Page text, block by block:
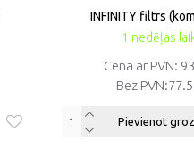
1 nedēļas
INFINITY filtrs
Cena ar PVN:
Bez PVN:
Pievienot